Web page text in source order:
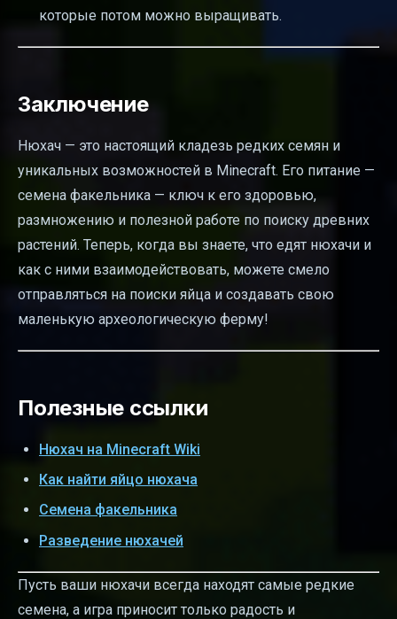
которые потом можно выращивать.
Заключение
Нюхач — это настоящий кладезь редких семян и
уникальных возможностей в Minecraft. Его питание —
семена факельника — ключ к его здоровью,
размножению и полезной работе по поиску древних
растений. Теперь, когда вы знаете, что едят нюхачи и
как с ними взаимодействовать, можете смело
отправляться на поиски яйца и создавать свою
маленькую археологическую ферму!
Полезные ссылки
Нюхач на Minecraft Wiki
Как найти яйцо нюхача
Семена факельника
Разведение нюхачей
Пусть ваши нюхачи всегда находят самые редкие
семена, а игра приносит только радость и